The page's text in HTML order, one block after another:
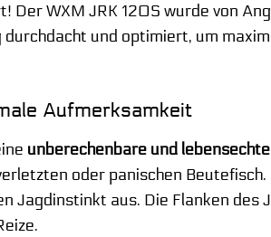
Der WXM JRK 120S wurde von
und optimiert, um
Aufmerksamkeit
unberechenbare und
oder panischen
Jagdinstinkt aus. Die Flanken